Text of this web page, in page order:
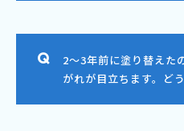
2～3年前に塗り替えた
がれが目立ちます。ど